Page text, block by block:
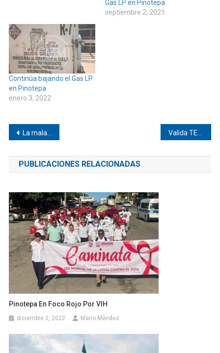
Gas LP en Pinotepa
septiembre 2, 2021
Continúa bajando el Gas LP
en Pinotepa
enero 3, 2022
Navegación
de
entradas
La mala ortografía como que está de moda
PUBLICACIONES RELACIONADAS
Pinotepa En Foco Rojo Por VIH
diciembre 2, 2022 Mario Méndez